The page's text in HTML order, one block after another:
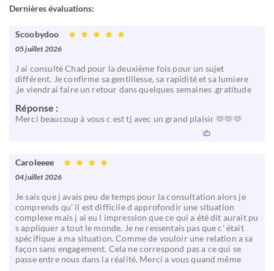
Dernières évaluations:
Scoobydoo
05 juillet 2026
J ai consulté Chad pour la deuxième fois pour un sujet
différent. Je confirme sa gentillesse, sa rapidité et sa lumiere
.je viendrai faire un retour dans quelques semaines .gratitude
Réponse :
Merci beaucoup à vous c est tj avec un grand plaisir 🫶🫶🫶
Caroleeee
04 juillet 2026
Je sais que j avais peu de temps pour la consultation alors je
comprends qu' il est difficile d approfondir une situation
complexe mais j ai eu l impression que ce qui a été dit aurait pu
s appliquer a tout le monde. Je ne ressentais pas que c' était
spécifique a ma situation. Comme de vouloir une relation a sa
façon sans engagement. Cela ne correspond pas a ce qui se
passe entre nous dans la réalité. Merci a vous quand même